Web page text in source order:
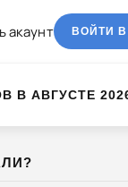
акаунт ВОЙТИ
В АВГУСТЕ